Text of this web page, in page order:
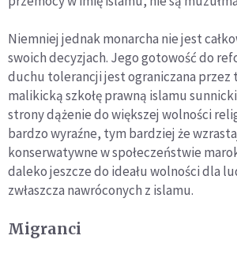
Niemniej jednak monarcha nie jest
swoich decyzjach. Jego gotowość do
duchu tolerancji jest ograniczana przez
malikicką szkołę prawną islamu
strony dążenie do większej wolności
bardzo wyraźne, tym bardziej że
konserwatywne w społeczeństwie
daleko jeszcze do ideału wolności dla
zwłaszcza nawróconych z islamu.
Migranci